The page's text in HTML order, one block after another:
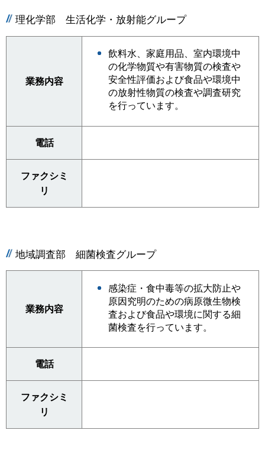
理化学部 生活化学・放射能グループ
業務内容
飲料水、家庭用品、室内環境中
の化学物質や有害物質の検査や
安全性評価および食品や環境中
の放射性物質の検査や調査研究
を行っています。
電話
ファクシミ
リ
地域調査部 細菌検査グループ
業務内容
感染症・食中毒等の拡大防止や
原因究明のための病原微生物検
査および食品や環境に関する細
菌検査を行っています。
電話
ファクシミ
リ